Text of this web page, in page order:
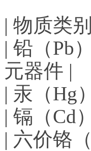
| 物质类
| 铅（Pb
元器件 |
| 汞（Hg
| 镉（Cd
| 六价铬